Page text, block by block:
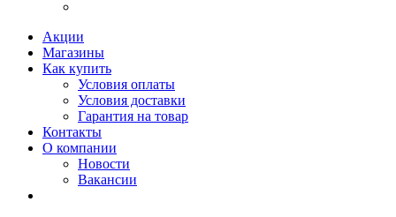
Акции
Магазины
Как купить
Условия оплаты
Условия доставки
Гарантия на товар
Контакты
О компании
Новости
Вакансии